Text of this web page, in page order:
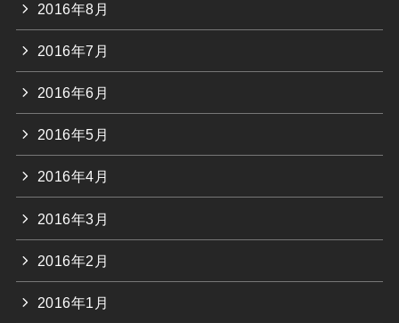
2016年8月
2016年7月
2016年6月
2016年5月
2016年4月
2016年3月
2016年2月
2016年1月